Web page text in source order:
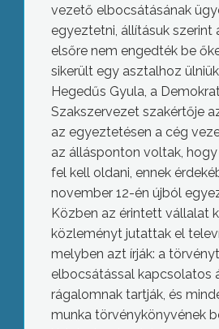
vezető elbocsátásának
egyeztetni, állításuk szerint
elsőre nem engedték be
sikerült egy asztalhoz
Hegedűs Gyula, a
Szakszervezet szakértője
az egyeztetésen a cég
az állásponton voltak,
fel kell oldani, ennek
november 12-én újból
Közben az érintett vállalat
közleményt jutattak el
melyben azt írják: a
elbocsátással kapcsolatos
rágalomnak tartják, és
munka törvénykönyvének